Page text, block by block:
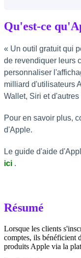
Qu'est-ce
« Un outil gratuit qui
de revendiquer leurs
personnaliser
milliard d'utilisateurs
Wallet, Siri et
Pour en savoir plus,
d'Apple.
Le guide d'aide
ici .
Résumé
Lorsque les clients
comptes, ils bénéficient
produits Apple via la